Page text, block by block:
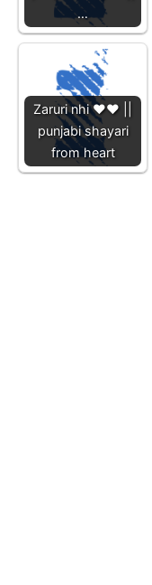
…
Zaruri nhi ❤️❤️ ||
punjabi shayari
from heart